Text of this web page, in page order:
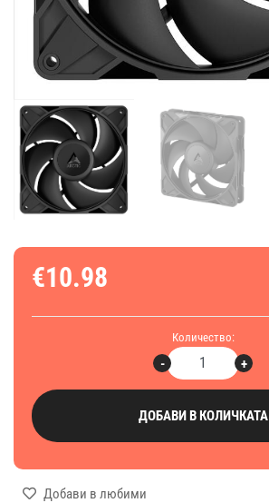
€10.98
Количество:
+
-
ДОБАВИ В КОЛИЧКАТА
Добави в любими